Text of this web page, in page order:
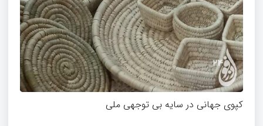
کپوی جهانی در سایه بی توجهی ملی